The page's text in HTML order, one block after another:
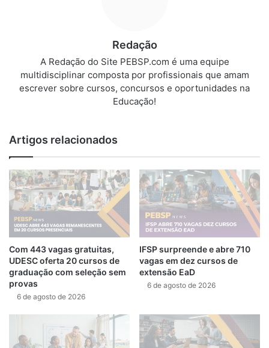
Redação
A Redação do Site PEBSP.com é uma equipe
multidisciplinar composta por profissionais que amam
escrever sobre cursos, concursos e oportunidades na
Educação!
Artigos relacionados
Com 443 vagas gratuitas,
UDESC oferta 20 cursos de
graduação com seleção sem
provas
6 de agosto de 2026
IFSP surpreende e abre 710
vagas em dez cursos de
extensão EaD
6 de agosto de 2026